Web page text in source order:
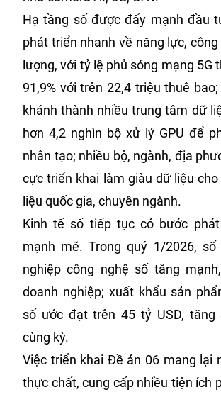
Hạ tầng số được đẩy mạnh đầu
phát triển nhanh về năng lực,
lượng, với tỷ lệ phủ sóng mạng 5G
91,9% với trên 22,4 triệu thuê
khánh thành nhiều trung tâm dữ
hơn 4,2 nghìn bộ xử lý GPU để
nhân tạo; nhiều bộ, ngành, địa
cực triển khai làm giàu dữ liệu
liệu quốc gia, chuyên ngành.
Kinh tế số tiếp tục có bước
mạnh mẽ. Trong quý 1/2026, số
nghiệp công nghệ số tăng
doanh nghiệp; xuất khẩu sản
số ước đạt trên 45 tỷ USD, tăng
cùng kỳ.
Việc triển khai Đề án 06 mang lại
thực chất, cung cấp nhiều tiện ích